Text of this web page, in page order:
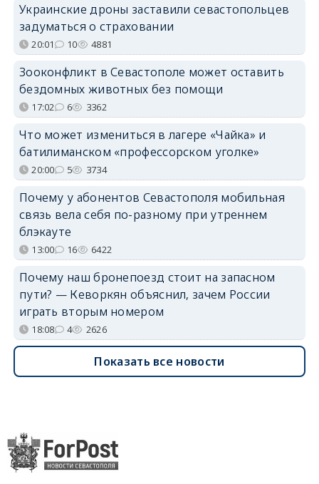
Украинские дроны заставили севастопольцев
задуматься о страховании
20:01 10 4881
Зооконфликт в Севастополе может оставить
бездомных животных без помощи
17:02 6 3362
Что может измениться в лагере «Чайка» и
батилиманском «профессорском уголке»
20:00 5 3734
Почему у абонентов Севастополя мобильная
связь вела себя по-разному при утреннем
блэкауте
13:00 16 6422
Почему наш бронепоезд стоит на запасном
пути? — Кеворкян объяснил, зачем России
играть вторым номером
18:08 4 2626
Показать все новости